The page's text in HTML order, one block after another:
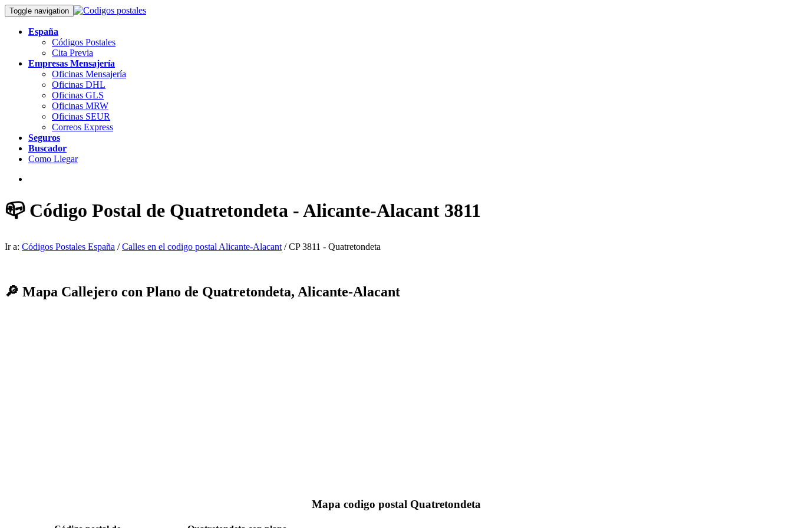
Toggle navigation
España
Códigos Postales
Cita Previa
Empresas Mensajería
Oficinas Mensajería
Oficinas DHL
Oficinas GLS
Oficinas MRW
Oficinas SEUR
Correos Express
Seguros
Buscador
Como Llegar
📪 Código Postal de Quatretondeta - Alicante-Alacant 3811
Ir a: Códigos Postales España /Calles en el codigo postal Alicante-Alacant / CP 3811 - Quatretondeta
🔎 Mapa Callejero con Plano de Quatretondeta, Alicante-Alacant
Mapa codigo postal Quatretondeta